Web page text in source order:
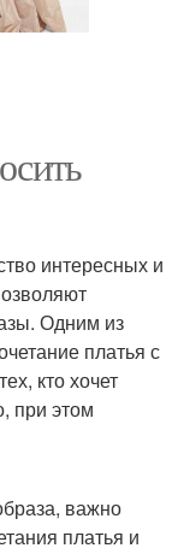
интересных и
Одним из
платья с
кто хочет
при этом
важно
платья и